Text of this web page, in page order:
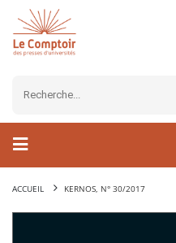
ACCUEIL KERNOS, N° 30/2017